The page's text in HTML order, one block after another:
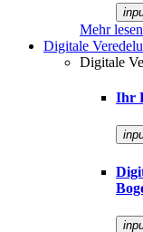
Mehr lesen
Digitale
Digitale
Ihr